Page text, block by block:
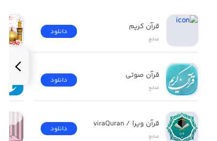
قرآن کریم
منابع
دانلود
قرآن صوتی
منابع
دانلود
قرآن ویرا / viraQuran
منابع
دانلود